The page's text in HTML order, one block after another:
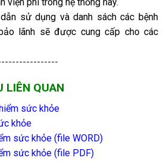
sử dụng và danh sách các bệnh
lãnh sẽ được cung cấp cho các
LIÊN QUAN
sức khỏe
khỏe
sức khỏe (file WORD)
sức khỏe (file PDF)